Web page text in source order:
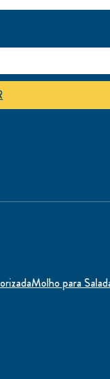
Molho para